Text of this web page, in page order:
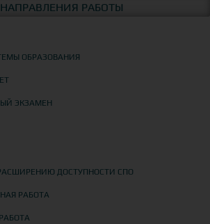
НАПРАВЛЕНИЯ РАБОТЫ
ОБРАЗОВАНИЯ
ЭКЗАМЕН
ДОСТУПНОСТИ СПО
РАБОТА